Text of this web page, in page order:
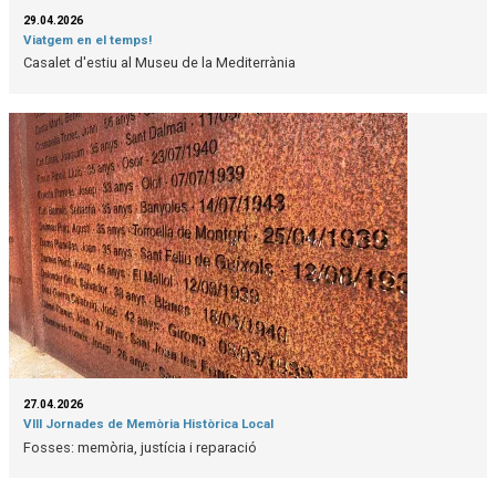
29.04.2026
Viatgem en el temps!
Casalet d'estiu al Museu de la Mediterrània
27.04.2026
VIII Jornades de Memòria Històrica Local
Fosses: memòria, justícia i reparació